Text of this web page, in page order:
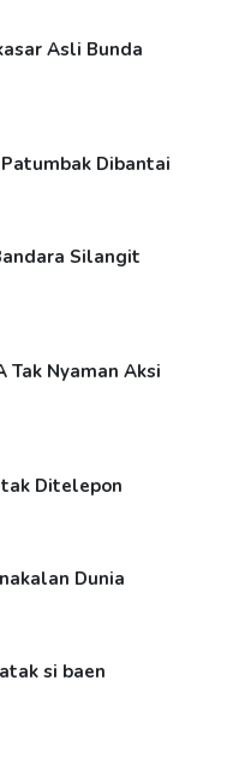
Asli Bunda
Dibantai
Silangit
Tak Nyaman Aksi
Ditelepon
Dunia
si baen